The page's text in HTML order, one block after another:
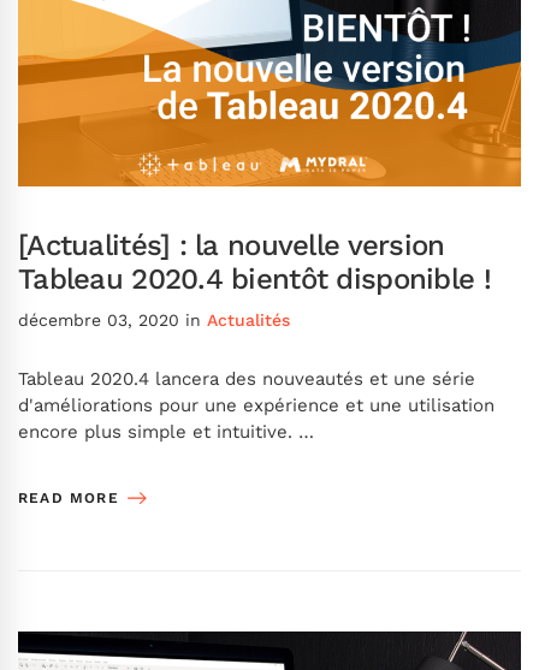
[Actualités] : la nouvelle version
Tableau 2020.4 bientôt disponible !
décembre 03, 2020 in Actualités
Tableau 2020.4 lancera des nouveautés et une série
d'améliorations pour une expérience et une utilisation
encore plus simple et intuitive. …
READ MORE